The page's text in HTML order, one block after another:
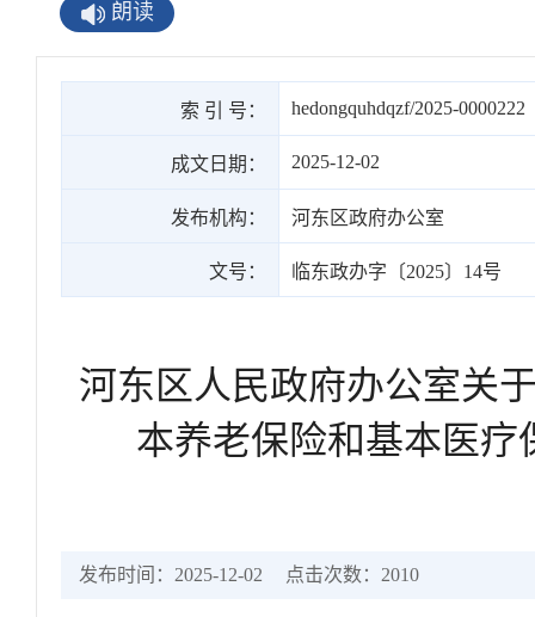
朗读
索 引 号： hedongquhdqzf/2025-0000222
成文日期： 2025-12-02
发布机构： 河东区政府办公室
文号： 临东政办字〔2025〕14号
河东区人民政府办公室关
本养老保险和基本医
发布时间：2025-12-02 点击次数： 2010